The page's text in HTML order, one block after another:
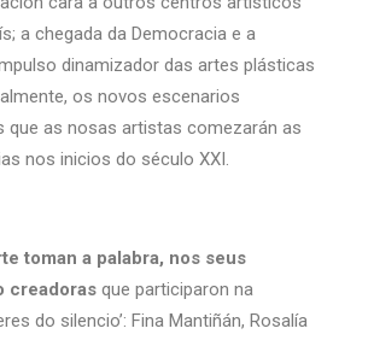
a chegada da Democracia e a
dinamizador das artes plásticas
os novos escenarios
que as nosas artistas comezarán as
nos inicios do século XXI.
toman a palabra, nos seus
creadoras que participaron na
do silencio’: Fina Mantiñán, Rosalía